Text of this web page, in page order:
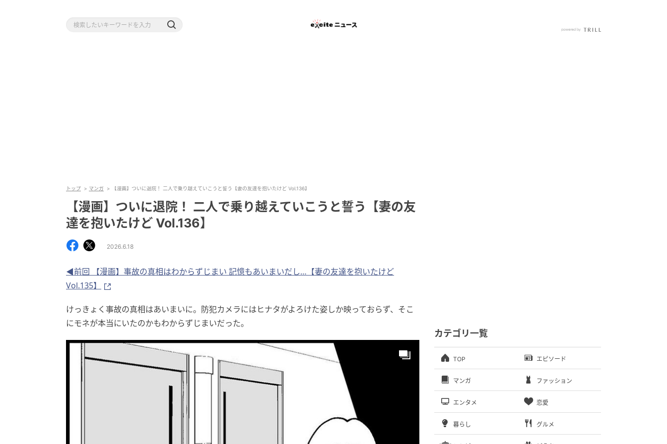
トップ マンガ 【漫画】ついに退院！ 二人で乗り越えていこうと誓う【妻の友達を抱いたけど Vol.136】
【漫画】ついに退院！ 二人で乗り越えていこうと誓う【妻の友
達を抱いたけど Vol.136】
2026.6.18
◀前回 【漫画】事故の真相はわからずじまい 記憶もあいまいだし…【妻の友達を抱いたけど
Vol.135】
けっきょく事故の真相はあいまいに。防犯カメラにはヒナタがよろけた姿しか映っておらず、そこ
にモネが本当にいたのかもわからずじまいだった。
カテゴリ一覧
TOP エピソード
マンガ ファッション
エンタメ 恋愛
暮らし グルメ